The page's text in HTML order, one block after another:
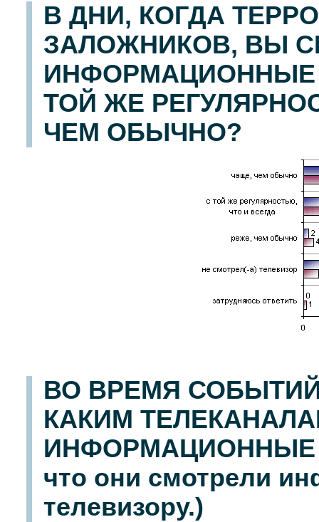
В ДНИ, КОГДА
ЗАЛОЖНИКОВ, ВЫ
ТОЙ ЖЕ
ЧЕМ ОБЫЧНО?
ВО ВРЕМЯ
КАКИМ
ИНФОРМАЦИОННЫЕ
что они смотрели
телевизору.)